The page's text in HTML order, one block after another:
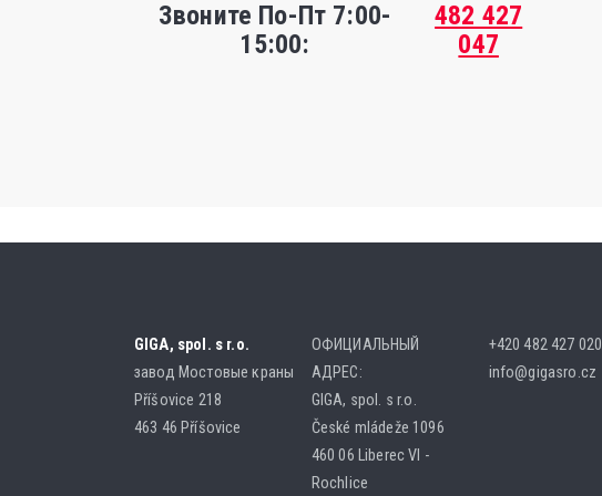
Звоните По-Пт 7:00-
15:00:
482 427
047
GIGA, spol. s r.o.
завод Мостовые краны
Příšovice 218
463 46 Příšovice
ОФИЦИАЛЬНЫЙ
АДРЕС:
GIGA, spol. s r.o.
České mládeže 1096
460 06 Liberec VI -
Rochlice
+420 482 427 020
info@gigasro.cz